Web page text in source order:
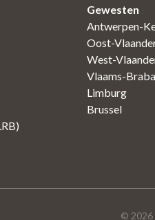
Gewesten
Antwerpen-
Oost-
West-
Vlaams-
Limburg
Brussel
© 2026